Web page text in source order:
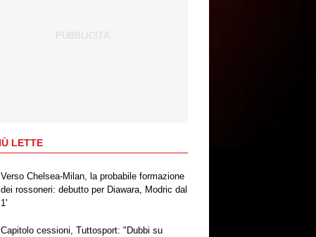
LETTE
Verso Chelsea-Milan, la probabile formazione
dei rossoneri: debutto per Diawara, Modric dal
1'
Capitolo cessioni, Tuttosport: "Dubbi su